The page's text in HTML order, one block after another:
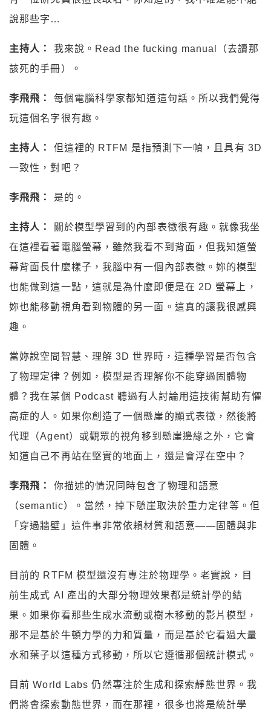
說那些字…
主持人：
我來說。Read the fucking manual（去讀那
該死的手冊）。
李飛飛：
每個電腦科學家都知道這句話。所以我們覺得
玩這個名字很有趣。
主持人：
但這裡的 RTFM 是指預測下一幀，且具有 3D
一致性，對吧？
李飛飛： 是的。
主持人：
關於模型學習到的內部表徵很有趣。就像我坐
在這裡看著電腦螢幕，雖然我看不到背面，但我知道螢
幕背面長什麼樣子，我腦中有一個內部表徵。妳的模型
也能做到這一點，這就是為什麼即便是在 2D 螢幕上，
妳也能移動視角看到物體的另一面。這真的讓我很感興
趣。
當妳說空間智慧、理解 3D 世界時，這種學習是否包含
了物理定律？例如，模型是否理解你不能穿過固體物
體？我在某個 Podcast 聽過有人討論用這技術幫助有懼
高症的人。如果你創造了一個懸崖的顯式表徵，然後將
代理（Agent）或觀眾的視角移到懸崖邊緣之外，它會
知道自己不再站在堅實的地面上，還是會浮在空中？
李飛飛：
你描述的情況同時包含了物理和語意
（semantic）。當然，掉下懸崖取決於重力定律等。但
「穿過牆壁」這件事非常依賴材質和語意——固體與非
固體。
目前的 RTFM 模型還沒有專注於物理學。老實說，目
前生成式 AI 產出的大部分物理效果都是統計學的結
果。如果你看那些生成水流動或樹木移動的影片模型，
那不是基於牛頓力學的力和質量，而是基於它看過大量
水和葉子以這種方式移動，所以它遵循那個統計模式。
目前 World Labs 仍然專注於生成和探索靜態世界。我
們將會探索動態世界，而在那裡，很多也將是統計學